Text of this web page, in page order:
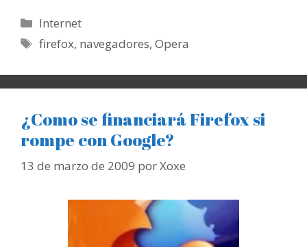
Categorías
Internet
Etiquetas
firefox, navegadores,Opera
¿Como se financiará Firefox si
rompe con Google?
13 de marzo de 2009 porXoxe